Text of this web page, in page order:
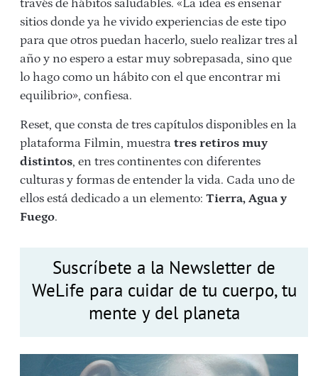
través de hábitos saludables. «La idea es enseñar
sitios donde ya he vivido experiencias de este tipo
para que otros puedan hacerlo, suelo realizar tres al
año y no espero a estar muy sobrepasada, sino que
lo hago como un hábito con el que encontrar mi
equilibrio», confiesa.
Reset, que consta de tres capítulos disponibles en la
plataforma Filmin, muestra tres retiros muy
distintos, en tres continentes con diferentes
culturas y formas de entender la vida. Cada uno de
ellos está dedicado a un elemento: Tierra, Agua y
Fuego.
Suscríbete a la Newsletter de
WeLife para cuidar de tu cuerpo, tu
mente y del planeta